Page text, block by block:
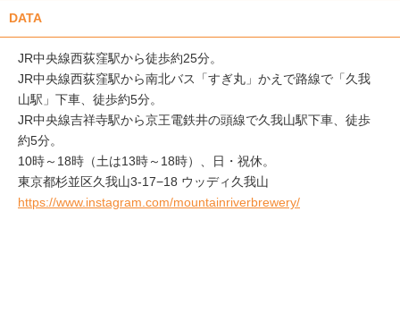
DATA
JR中央線西荻窪駅から徒歩約25分。
JR中央線西荻窪駅から南北バス「すぎ丸」かえで路線で「久我
山駅」下車、徒歩約5分。
JR中央線吉祥寺駅から京王電鉄井の頭線で久我山駅下車、徒歩
約5分。
10時～18時（土は13時～18時）、日・祝休。
東京都杉並区久我山3-17−18 ウッディ久我山
https://www.instagram.com/mountainriverbrewery/